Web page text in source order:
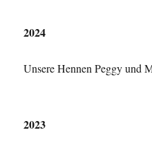
2024
Unsere Hennen Peggy und
2023